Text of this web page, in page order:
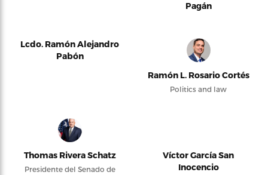
Pagán
Lcdo. Ramón Alejandro
Pabón
Ramón L. Rosario Cortés
Politics and law
Thomas Rivera Schatz
Presidente del Senado de
Víctor García San
Inocencio